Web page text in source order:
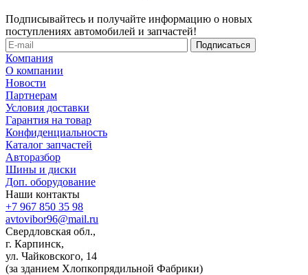
Подписывайтесь и получайте информацию о новых
поступлениях автомобилей и запчастей!
Компания
О компании
Новости
Партнерам
Условия доставки
Гарантия на товар
Конфиденциальность
Каталог запчастей
Авторазбор
Шины и диски
Доп. оборудование
Наши контакты
+7 967 850 35 98
avtovibor96@mail.ru
Свердловская обл.,
г. Карпинск,
ул. Чайковского, 14
(за зданием Хлопкопрядильной Фабрики)